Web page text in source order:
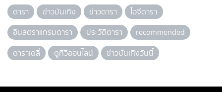
ดารา ข่าวบันเทิง ข่าวดารา
ไอจีดารา
อินสตราแกรมดารา
ประวัติดารา
recommended
ดาราเดลี่
ดูทีวีออนไลน์ ข่าวบันเทิงวันนี้